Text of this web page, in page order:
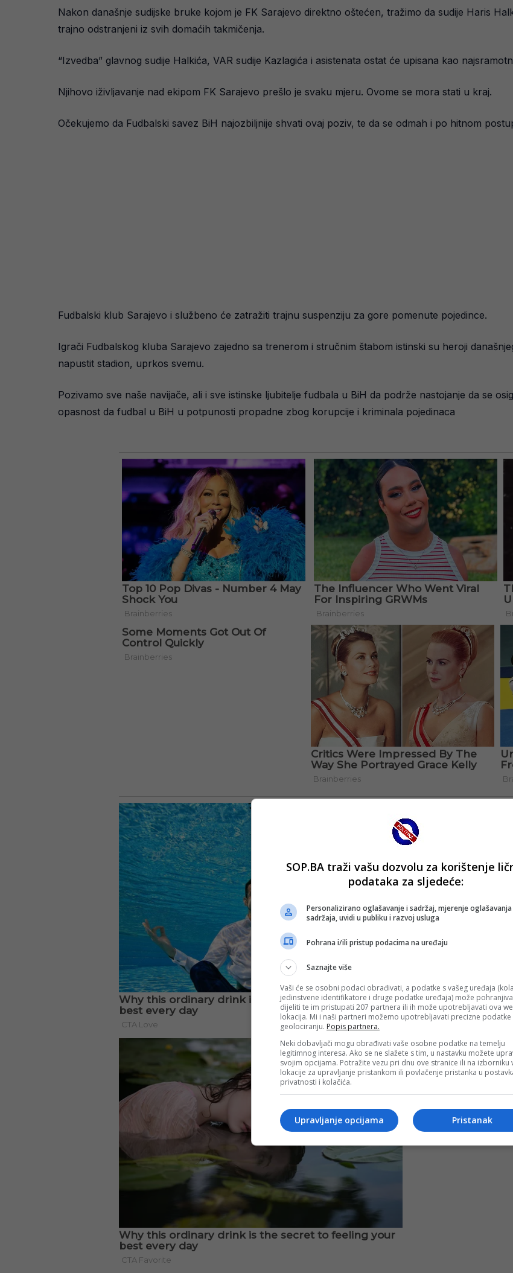
Nakon današnje sudijske bruke kojom je FK Sarajevo direktno oštećen, tražimo da sudije Haris
trajno odstranjeni iz svih domaćih takmičenja.
“Izvedba” glavnog sudije Halkića, VAR sudije Kazlagića i asistenata ostat će upisana kao
Njihovo iživljavanje nad ekipom FK Sarajevo prešlo je svaku mjeru. Ovome se mora stati u kraj.
Očekujemo da Fudbalski savez BiH najozbiljnije shvati ovaj poziv, te da se odmah i po hitnom
Fudbalski klub Sarajevo i službeno će zatražiti trajnu suspenziju za gore pomenute pojedince.
Igrači Fudbalskog kluba Sarajevo zajedno sa trenerom i stručnim štabom istinski su heroji
napustit stadion, uprkos svemu.
Pozivamo sve naše navijače, ali i sve istinske ljubitelje fudbala u BiH da podrže nastojanje da se
opasnost da fudbal u BiH u potpunosti propadne zbog korupcije i kriminala pojedinaca
SOP.BA traži vašu dozvolu za korištenje
podataka za sljedeće:
Personalizirano oglašavanje i sadržaj, mjerenje
sadržaja, uvidi u publiku i razvoj usluga
Pohrana i/ili pristup podacima na uređaju
Saznajte više
Vaši će se osobni podaci obrađivati, a podatke s vašeg uređaja
jedinstvene identifikatore i druge podatke uređaja) može
dijeliti te im pristupati 207 partnera ili ih može upotrebljavati ova
lokacija. Mi i naši partneri možemo upotrebljavati precizne podatke
geolociranju. Popis partnera.
Neki dobavljači mogu obrađivati vaše osobne podatke na temelju
legitimnog interesa. Ako se ne slažete s tim, u nastavku možete
svojim opcijama. Potražite vezu pri dnu ove stranice ili na izborniku
lokacije za upravljanje pristankom ili povlačenje pristanka u
privatnosti i kolačića.
Pristanak
Upravljanje opcijama